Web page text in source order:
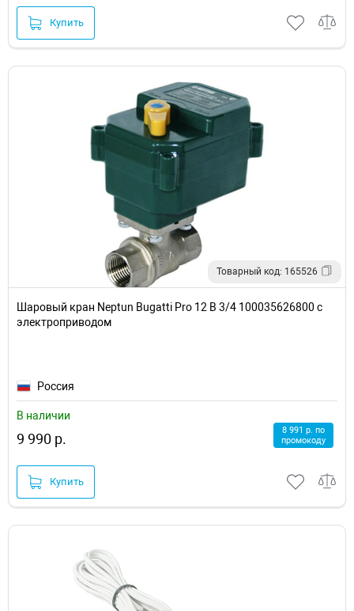
Купить
Товарный код: 165526
Шаровый кран Neptun Bugatti Pro 12 В 3/4 100035626800 с
электроприводом
Россия
В наличии
9 990 р.
8 991 р. по
промокоду
Купить